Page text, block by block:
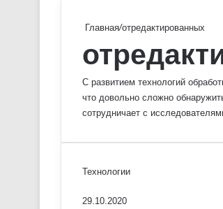
Главная/отредактированных
С развитием технологий
что довольно сложно
сотрудничает с
Технологии
29.10.2020